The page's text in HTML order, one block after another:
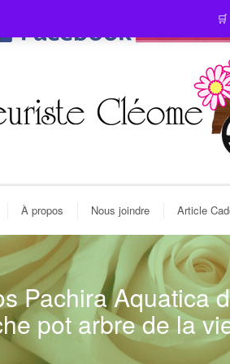
À propos Nous joindre Article
Pachira Aquatica
pot arbre de la